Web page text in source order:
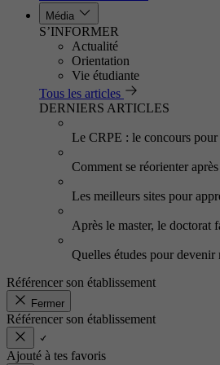
Média
S’INFORMER
Actualité
Orientation
Vie étudiante
Tous les articles
DERNIERS ARTICLES
Le CRPE : le concours pour
Comment se réorienter
Les meilleurs sites pour
Après le master, le doctorat
Quelles études pour devenir
Référencer son établissement
Fermer
Référencer son établissement
Ajouté à tes favoris